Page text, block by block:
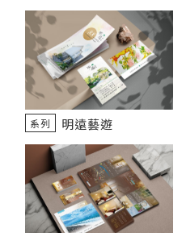
明遠藝遊
系列